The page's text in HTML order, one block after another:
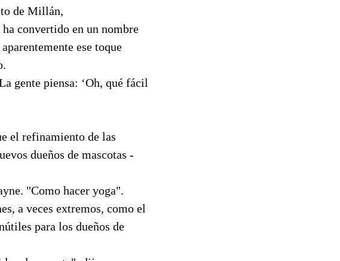
de Millán,
convertido en un nombre
ese toque
gente piensa: ‘Oh, qué fácil
el refinamiento de las
dueños de mascotas -
"Como hacer yoga".
a veces extremos, como el
para los dueños de